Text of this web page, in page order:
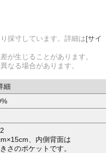
採寸しています。詳細は[サイ
が生じることがあります。
なる場合があります。
細
、内側背面は
さのポケットです。